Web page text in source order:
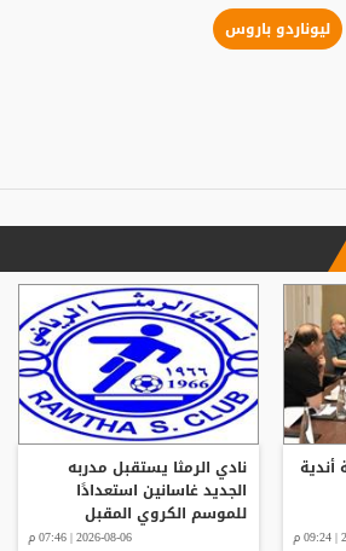
ليوناردو باروس
أندية
نادي الرمثا يستقبل مدربه
الجديد غاسانين استعدادًا
للموسم الكروي المقبل
2026-08-06 | 07:46 م